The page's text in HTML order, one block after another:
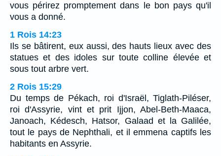
vous périrez promptement dans le bon pays qu'il
vous a donné.
1 Rois 14:23
Ils se bâtirent, eux aussi, des hauts lieux avec des
statues et des idoles sur toute colline élevée et
sous tout arbre vert.
2 Rois 15:29
Du temps de Pékach, roi d'Israël, Tiglath-Piléser,
roi d'Assyrie, vint et prit Ijjon, Abel-Beth-Maaca,
Janoach, Kédesch, Hatsor, Galaad et la Galilée,
tout le pays de Nephthali, et il emmena captifs les
habitants en Assyrie.